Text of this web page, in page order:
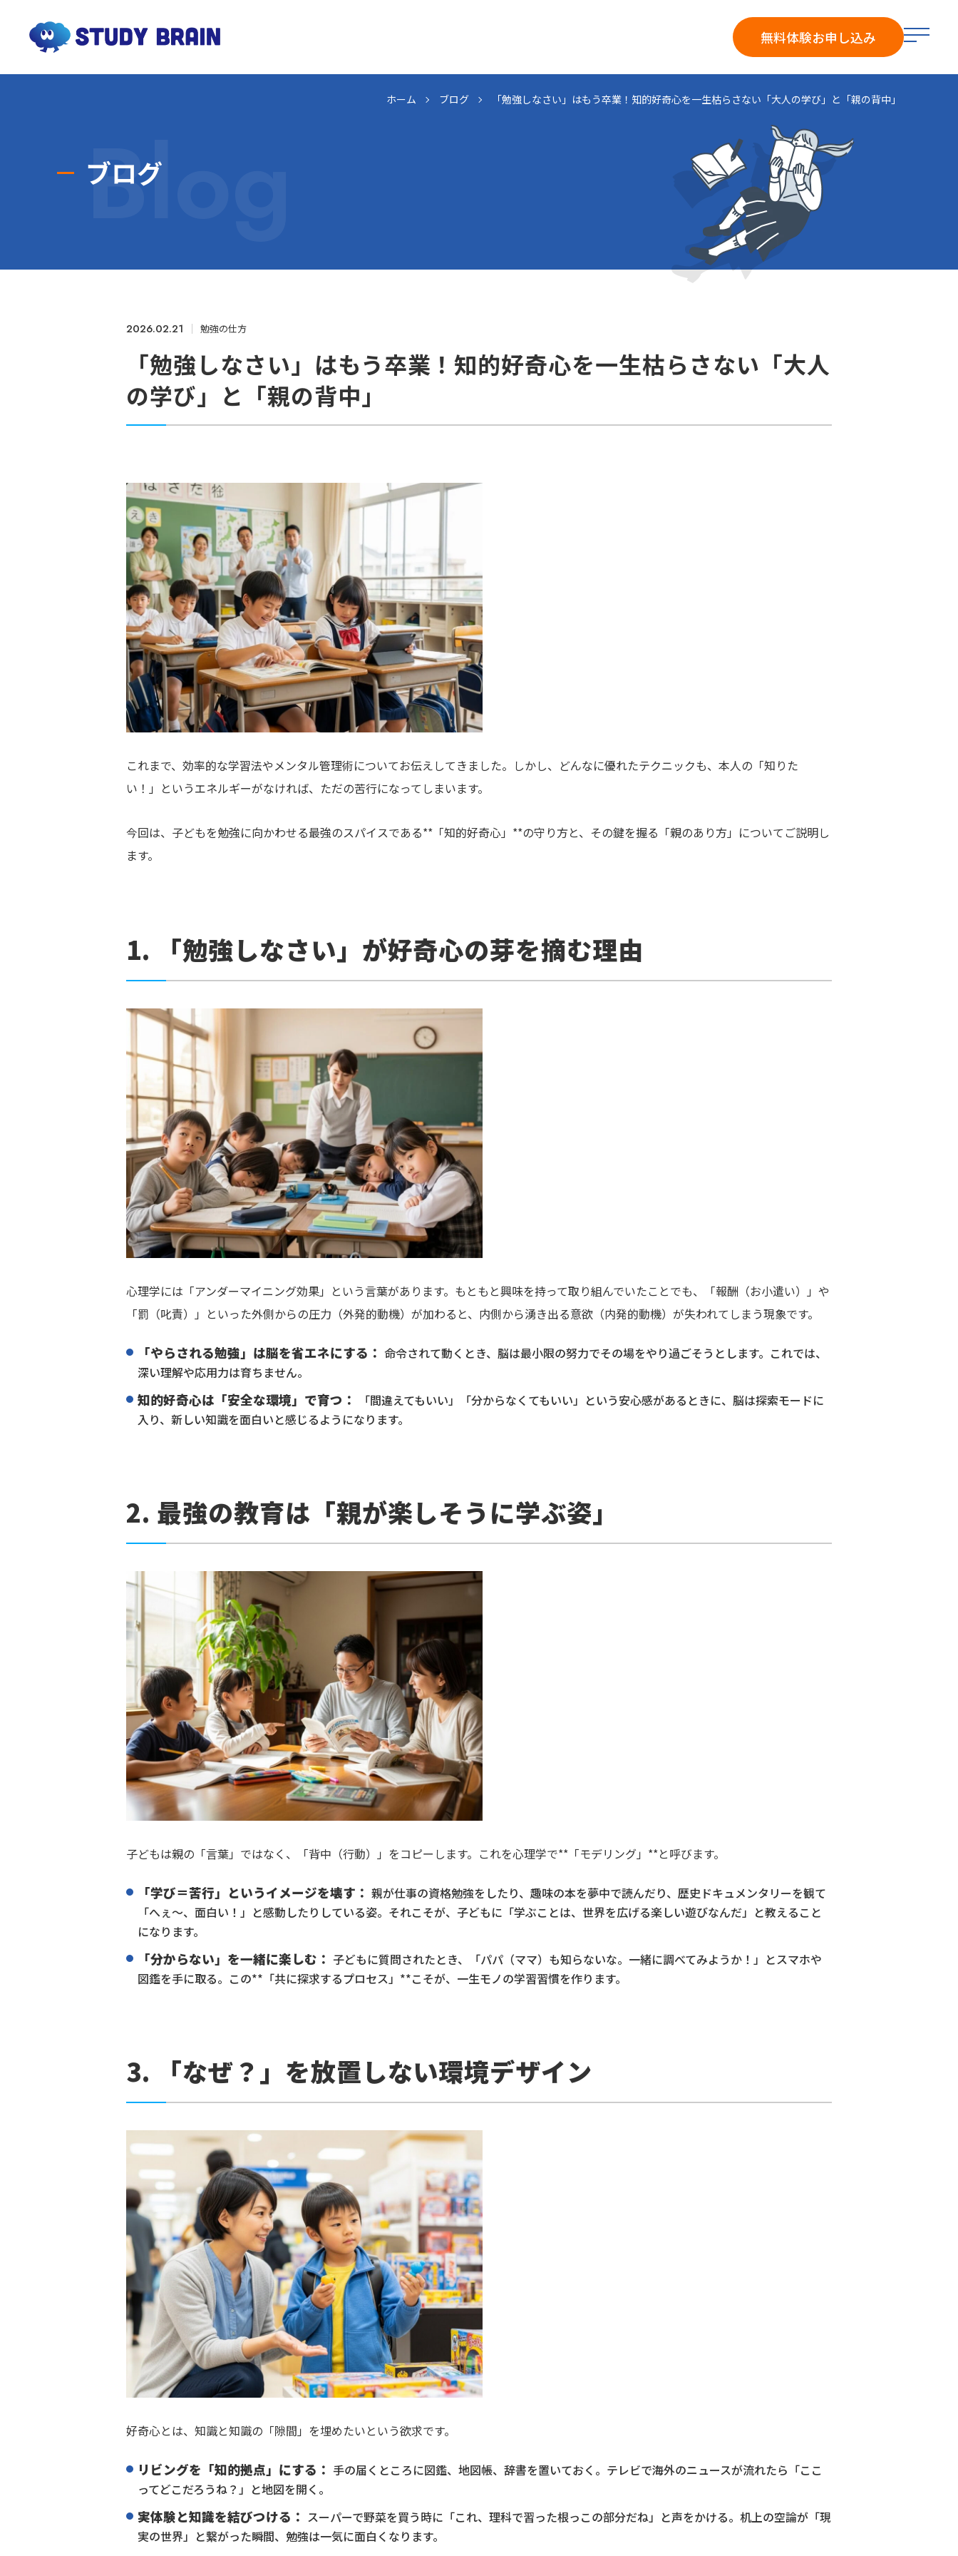
無料体験お申し込み
メ
ホーム ブログ 「勉強しなさい」はもう卒業！知的好奇心を一生枯らさない「大人の学び」と「親の背中」
ブログ
Blog
2026.02.21 勉強の仕方
「勉強しなさい」はもう卒業！知的好奇心を一生枯らさない「大人
の学び」と「親の背中」
これまで、効率的な学習法やメンタル管理術についてお伝えしてきました。しかし、どんなに優れたテクニックも、本人の「知りた
い！」というエネルギーがなければ、ただの苦行になってしまいます。
今回は、子どもを勉強に向かわせる最強のスパイスである**「知的好奇心」**の守り方と、その鍵を握る「親のあり方」についてご説明し
ます。
1. 「勉強しなさい」が好奇心の芽を摘む理由
心理学には「アンダーマイニング効果」という言葉があります。もともと興味を持って取り組んでいたことでも、「報酬（お小遣い）」や
「罰（叱責）」といった外側からの圧力（外発的動機）が加わると、内側から湧き出る意欲（内発的動機）が失われてしまう現象です。
「やらされる勉強」は脳を省エネにする： 命令されて動くとき、脳は最小限の努力でその場をやり過ごそうとします。これでは、
深い理解や応用力は育ちません。
知的好奇心は「安全な環境」で育つ：
「間違えてもいい」「分からなくてもいい」という安心感があるときに、脳は探索モードに
入り、新しい知識を面白いと感じるようになります。
2. 最強の教育は「親が楽しそうに学ぶ姿」
子どもは親の「言葉」ではなく、「背中（行動）」をコピーします。これを心理学で**「モデリング」**と呼びます。
「学び＝苦行」というイメージを壊す： 親が仕事の資格勉強をしたり、趣味の本を夢中で読んだり、歴史ドキュメンタリーを観て
「へぇ〜、面白い！」と感動したりしている姿。それこそが、子どもに「学ぶことは、世界を広げる楽しい遊びなんだ」と教えること
になります。
「分からない」を一緒に楽しむ： 子どもに質問されたとき、「パパ（ママ）も知らないな。一緒に調べてみようか！」とスマホや
図鑑を手に取る。この**「共に探求するプロセス」**こそが、一生モノの学習習慣を作ります。
3. 「なぜ？」を放置しない環境デザイン
好奇心とは、知識と知識の「隙間」を埋めたいという欲求です。
リビングを「知的拠点」にする： 手の届くところに図鑑、地図帳、辞書を置いておく。テレビで海外のニュースが流れたら「ここ
ってどこだろうね？」と地図を開く。
実体験と知識を結びつける： スーパーで野菜を買う時に「これ、理科で習った根っこの部分だね」と声をかける。机上の空論が「現
実の世界」と繋がった瞬間、勉強は一気に面白くなります。